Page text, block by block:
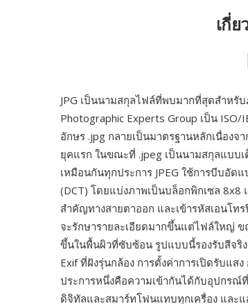
เกี่
JPG เป็นนามสกุลไฟล์ที่พบมากที่สุดสำหรั
Photographic Experts Group เป็น
อักษร .jpg กลายเป็นมาตรฐานหลักเนื่องจ
ยุคแรก ในขณะที่ .jpeg เป็นนามสกุลแบบ
เหมือนกันทุกประการ JPEG ใช้การบีบอั
(DCT) โดยแบ่งภาพเป็นบล็อกพิกเซล
สำคัญทางสายตาออก และเข้ารหัสเอนโ
จะรักษารายละเอียดมากขึ้นแต่ไฟล์ใหญ่
ขึ้นในพื้นผิวที่ซับซ้อน รูปแบบนี้รองรับสีจริ
Exif ที่ฝังรุ่นกล้อง การตั้งค่าการเปิดรับแส
ประการหนึ่งคือความเข้ากันได้กับอุปกรณ์
ดิจิทัลและสมาร์ทโฟนแทบทุกเครื่อง และ